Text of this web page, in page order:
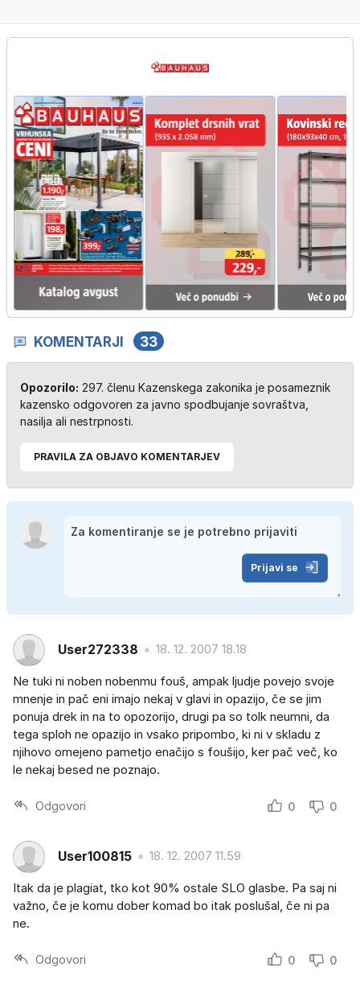
KOMENTARJI 33
Opozorilo: 297. členu Kazenskega zakonika je posameznik
kazensko odgovoren za javno spodbujanje sovraštva,
nasilja ali nestrpnosti.
PRAVILA ZA OBJAVO KOMENTARJEV
Prijavi se
User272338 18. 12. 2007 18.18
Ne tuki ni noben nobenmu fouš, ampak ljudje povejo svoje
mnenje in pač eni imajo nekaj v glavi in opazijo, če se jim
ponuja drek in na to opozorijo, drugi pa so tolk neumni, da
tega sploh ne opazijo in vsako pripombo, ki ni v skladu z
njihovo omejeno pametjo enačijo s foušijo, ker pač več, ko
le nekaj besed ne poznajo.
Odgovori 0 0
User100815 18. 12. 2007 11.59
Itak da je plagiat, tko kot 90% ostale SLO glasbe. Pa saj ni
važno, če je komu dober komad bo itak poslušal, če ni pa
ne.
Odgovori 0 0